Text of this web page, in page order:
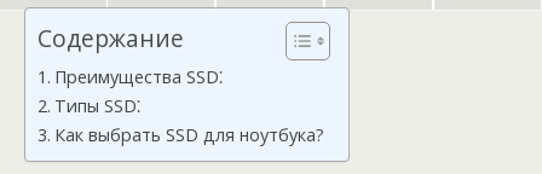
Содержание
Преимущества SSD⁚
Типы SSD⁚
Как выбрать SSD для ноутбука?